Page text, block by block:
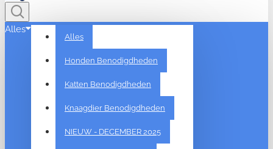
Alles
Alles
Honden Benodigdheden
Katten Benodigdheden
Knaagdier Benodigdheden
NIEUW - DECEMBER 2025